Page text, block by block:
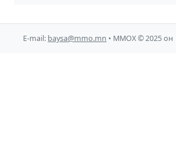
E-mail: baysa@mmo.mn • ММОХ © 2025 он